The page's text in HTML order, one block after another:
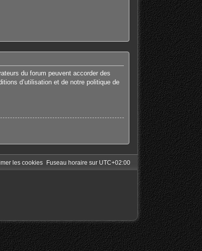
du forum peuvent accorder des
d’utilisation et de notre politique de
Fuseau horaire sur UTC+02:00
les cookies